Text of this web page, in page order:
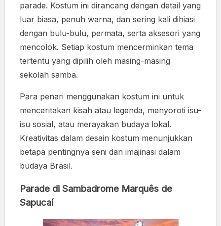
parade. Kostum ini dirancang dengan detail yang
luar biasa, penuh warna, dan sering kali dihiasi
dengan bulu-bulu, permata, serta aksesori yang
mencolok. Setiap kostum mencerminkan tema
tertentu yang dipilih oleh masing-masing
sekolah samba.
Para penari menggunakan kostum ini untuk
menceritakan kisah atau legenda, menyoroti isu-
isu sosial, atau merayakan budaya lokal.
Kreativitas dalam desain kostum menunjukkan
betapa pentingnya seni dan imajinasi dalam
budaya Brasil.
Parade di Sambadrome Marquês de
Sapucaí